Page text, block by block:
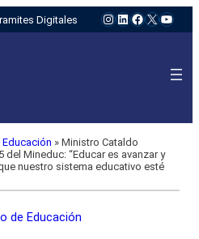
Digitales Instagram
LinkedIn
Facebook
X
» Ministro Cataldo
del Mineduc: “Educar es avanzar y
nuestro sistema educativo esté
de Educación